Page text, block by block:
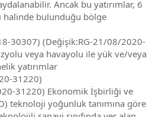
Ancak bu yatırımlar, 6
halinde bulunduğu bölge
30307) (Değişik:RG-21/08/2020-
veya havayolu ile yük ve/veya
yatırımlar
31220)
31220) Ekonomik İşbirliği ve
teknoloji yoğunluk tanımına göre